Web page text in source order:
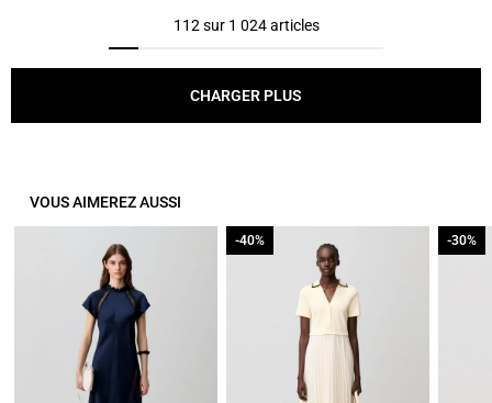
112 sur 1 024 articles
CHARGER PLUS
VOUS AIMEREZ AUSSI
-40%
-40% -30%
-30%